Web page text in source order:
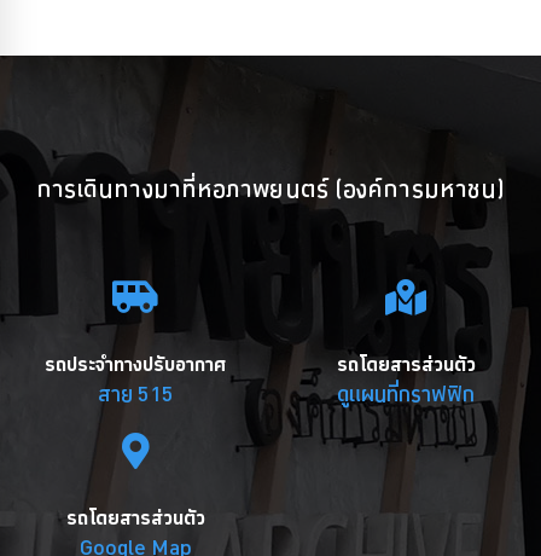
การเดินทางมาที่หอภาพยนตร์ (องค์การมหาชน)
รถประจำทางปรับอากาศ
สาย 515
รถโดยสารส่วนตัว
ดูแผนที่กราฟฟิก
รถโดยสารส่วนตัว
Google Map